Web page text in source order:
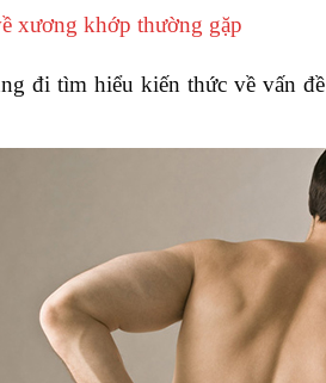
xương khớp thường gặp
đi tìm hiểu kiến thức về vấn đề